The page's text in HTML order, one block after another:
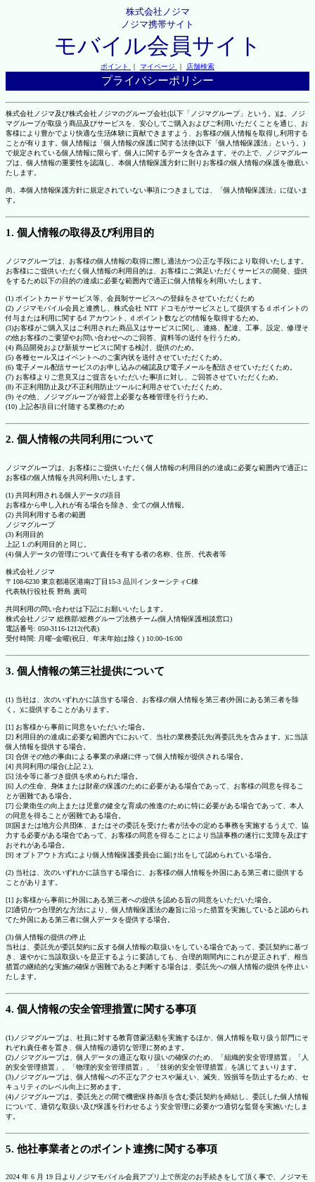
株式会社ノジマ
ノジマ携帯サイト
モバイル会員サイト
ポイント ｜ マイページ ｜ 店舗検索
プライバシーポリシー
株式会社ノジマ及び株式会社ノジマのグループ会社(以下「ノジマグループ」という。)は、ノジ
マグループが取扱う商品及びサービスを、安心してご購入およびご利用いただくことを通じ、お
客様により豊かでより快適な生活体験に貢献できますよう、お客様の個人情報を取得し利用する
ことが有ります。個人情報は「個人情報の保護に関する法律(以下「個人情報保護法」という。)
で規定されている個人情報に限らず、個人に関するデータを含みます。その上で、ノジマグルー
プは、個人情報の重要性を認識し、本個人情報保護方針に則りお客様の個人情報の保護を徹底い
たします。
尚、本個人情報保護方針に規定されていない事項につきましては、「個人情報保護法」に従いま
す。
1. 個人情報の取得及び利用目的
ノジマグループは、お客様の個人情報の取得に際し適法かつ公正な手段により取得いたします。
お客様にご提供いただく個人情報の利用目的は、お客様にご満足いただくサービスの開発、提供
をするため以下の目的の達成に必要な範囲内で適正に個人情報を利用いたします。
(1) ポイントカードサービス等、会員制サービスへの登録をさせていただくため
(2) ノジマモバイル会員と連携し、株式会社 NTT ドコモがサービスとして提供する d ポイントの
付与または利用に関するd アカウント、d ポイント数などの情報を取得するため。
(3)お客様がご購入又はご利用された商品又はサービスに関し、連絡、配達、工事、設定、修理そ
の他お客様のご要望やお問い合わせへのご回答、資料等の送付を行うため。
(4) 商品開発および新規サービスに関する検討、提供のため。
(5) 各種セール又はイベントへのご案内状を送付させていただくため。
(6) 電子メール配信サービスのお申し込みの確認及び電子メールを配信させていただくため。
(7) お客様よりご意見又はご提言をいただいた事項に対し、ご回答させていただくため。
(8) 不正利用防止及び不正利用防止ツールに利用させていただくため。
(9) その他、ノジマグループが経営上必要な各種管理を行うため。
(10) 上記各項目に付随する業務のため
2. 個人情報の共同利用について
ノジマグループは、お客様にご提供いただく個人情報の利用目的の達成に必要な範囲内で適正に
お客様の個人情報を共同利用いたします。
(1) 共同利用される個人データの項目
お客様から申し入れが有る場合を除き、全ての個人情報。
(2) 共同利用する者の範囲
ノジマグループ
(3) 利用目的
上記 1.の利用目的と同じ。
(4) 個人データの管理について責任を有する者の名称、住所、代表者等
株式会社ノジマ
〒108-6230 東京都港区港南2丁目15-3 品川インターシティC棟
代表執行役社長 野島 廣司
共同利用の問い合わせは下記にお願いいたします。
株式会社ノジマ 総務部/総務グループ法務チーム(個人情報保護相談窓口)
電話番号: 050-3116-1212(代表)
受付時間: 月曜~金曜(祝日、年末年始は除く) 10:00~16:00
3. 個人情報の第三社提供について
(1) 当社は、次のいずれかに該当する場合、お客様の個人情報を第三者(外国にある第三者を除
く。)に提供することがあります。
[1] お客様から事前に同意をいただいた場合。
[2] 利用目的の達成に必要な範囲内でにおいて、当社の業務委託先(再委託先を含みます。)に当該
個人情報を提供する場合。
[3] 合併その他の事由による事業の承継に伴って個人情報が提供される場合。
[4] 共同利用の場合(上記 2.)。
[5] 法令等に基づき提供を求められた場合。
[6] 人の生命、身体または財産の保護のために必要がある場合であって、お客様の同意を得るこ
とが困難である場合。
[7] 公衆衛生の向上または児童の健全な育成の推進のために特に必要がある場合であって、本人
の同意を得ることが困難である場合。
[8]国または地方公共団体、またはその委託を受けた者が法令の定める事務を実施するうえで、協
力する必要がある場合であって、お客様の同意を得ることにより当該事務の遂行に支障を及ぼす
おそれがある場合。
[9] オプトアウト方式により個人情報保護委員会に届け出をして認められている場合。
(2) 当社は、次のいずれかに該当する場合に、お客様の個人情報を外国にある第三者に提供する
ことがあります。
[1] お客様から事前に外国にある第三者への提供を認める旨の同意をいただいた場合。
[2]適切かつ合理的な方法により、個人情報保護法の趣旨に沿った措置を実施していると認められ
てた外国にある第三者に個人データを提供する場合。
(3) 個人情報の提供の停止
当社は、委託先が委託契約に反する個人情報の取扱いをしている場合であって、委託契約に基づ
き、速やかに当該取扱いを是正するように要請しても、合理的期間内にこれが是正されず、相当
措置の継続的な実施の確保が困難であると判断する場合は、委託先への個人情報の提供を停止い
たします。
4. 個人情報の安全管理措置に関する事項
(1)ノジマグループは、社員に対する教育啓蒙活動を実施するほか、個人情報を取り扱う部門にそ
れぞれ責任者を置き、個人情報の適切な管理に努めます。
(2)ノジマグループは、個人データの適正な取り扱いの確保のため、「組織的安全管理措置」「人
的安全管理措置」、「物理的安全管理措置」、「技術的安全管理措置」を講じてまいります。
(3)ノジマグループは、個人情報への不正なアクセスや漏えい、滅失、毀損等を防止するため、セ
キュリティのレベル向上に努めます。
(4)ノジマグループは、委託先との間で機密保持条項を含む委託契約を締結し、委託した個人情報
について、適切な取扱い及び保護を行わせるよう安全管理に必要かつ適切な監督を実施いたしま
す。
5. 他社事業者とのポイント連携に関する事項
2024 年 6 月 19 日よりノジマモバイル会員アプリ上で所定のお手続きをして頂く事で、ノジマモ